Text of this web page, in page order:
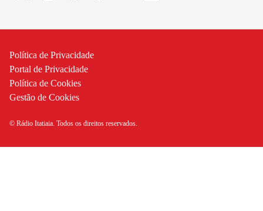
Política de Privacidade
Portal de Privacidade
Política de Cookies
Gestão de Cookies
© Rádio Itatiaia. Todos os direitos reservados.